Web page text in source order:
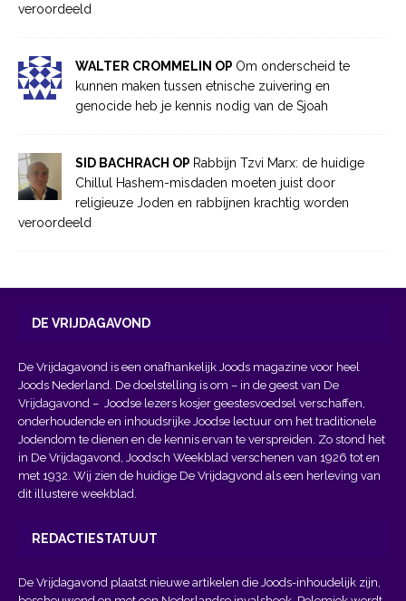
veroordeeld
WALTER CROMMELIN OP Om onderscheid te
kunnen maken tussen etnische zuivering en
genocide heb je kennis nodig van de Sjoah
SID BACHRACH OP Rabbijn Tzvi Marx: de huidige
Chillul Hashem-misdaden moeten juist door
religieuze Joden en rabbijnen krachtig worden
veroordeeld
DE VRIJDAGAVOND
De Vrijdagavond is een onafhankelijk Joods magazine voor heel
Joods Nederland. De doelstelling is om – in de geest van De
Vrijdagavond – Joodse lezers kosjer geestesvoedsel verschaffen,
onderhoudende en inhoudsrijke Joodse lectuur om het traditionele
Jodendom te dienen en de kennis ervan te verspreiden. Zo stond het
in De Vrijdagavond, Joodsch Weekblad verschenen van 1926 tot en
met 1932. Wij zien de huidige De Vrijdagvond als een herleving van
dit illustere weekblad.
REDACTIESTATUUT
De Vrijdagavond plaatst nieuwe artikelen die Joods-inhoudelijk zijn,